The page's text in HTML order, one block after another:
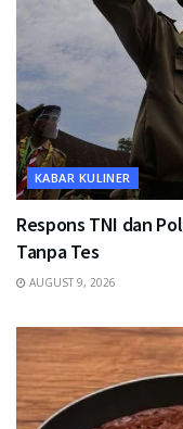
KABAR KULINER
Respons TNI dan
Tanpa Tes
AUGUST 9, 2026